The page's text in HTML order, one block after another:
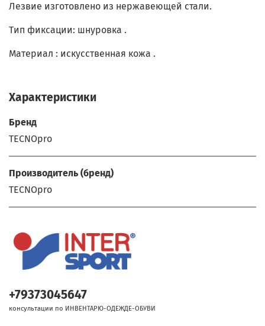
Лезвие изготовлено из нержавеющей стали.
Тип фиксации: шнуровка .
Материал : искусственная кожа .
Характеристики
Бренд
TECNOpro
Производитель (бренд)
TECNOpro
+79373045647
консультации по ИНВЕНТАРЮ-ОДЕЖДЕ-ОБУВИ